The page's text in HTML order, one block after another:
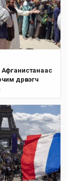
дүрвэгч